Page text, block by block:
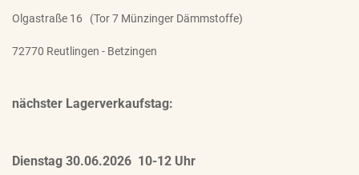
Olgastraße 16 (Tor 7 Münzinger Dämmstoffe)
72770 Reutlingen - Betzingen
nächster Lagerverkaufstag:
Dienstag 30.06.2026 10-12 Uhr